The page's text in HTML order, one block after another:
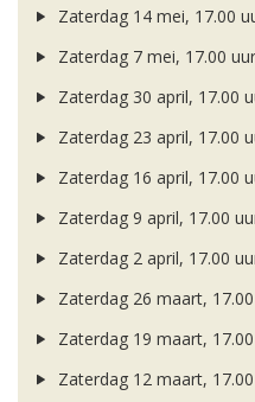
Zaterdag 14 mei, 17.00
Zaterdag 7 mei, 17.00 uur
Zaterdag 30 april, 17.00
Zaterdag 23 april, 17.00
Zaterdag 16 april, 17.00
Zaterdag 9 april, 17.00
Zaterdag 2 april, 17.00
Zaterdag 26 maart,
Zaterdag 19 maart,
Zaterdag 12 maart,